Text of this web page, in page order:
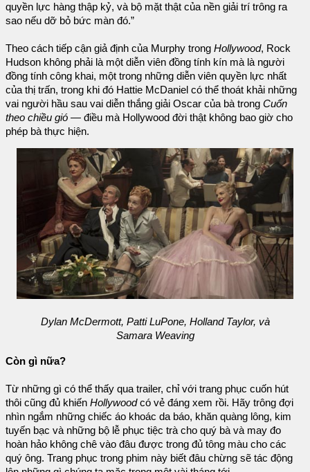
quyền lực hàng thập kỷ, và bộ mặt thật của nền giải trí trông ra
sao nếu dỡ bỏ bức màn đó.”
Theo cách tiếp cận giả định của Murphy trong Hollywood, Rock
Hudson không phải là một diễn viên đồng tính kín mà là người
đồng tính công khai, một trong những diễn viên quyền lực nhất
của thị trấn, trong khi đó Hattie McDaniel có thể thoát khải những
vai người hầu sau vai diễn thắng giải Oscar của bà trong Cuốn
theo chiều gió — điều mà Hollywood đời thật không bao giờ cho
phép bà thực hiện.
Dylan McDermott, Patti LuPone, Holland Taylor, và
Samara Weaving
Còn gì nữa?
Từ những gì có thể thấy qua trailer, chỉ với trang phục cuốn hút
thôi cũng đủ khiến Hollywoodcó vẻ đáng xem rồi. Hãy trông đợi
nhìn ngắm những chiếc áo khoác da báo, khăn quàng lông, kim
tuyến bạc và những bộ lễ phục tiệc trà cho quý bà và may đo
hoàn hảo không chê vào đâu được trong đủ tông màu cho các
quý ông. Trang phục trong phim này biết đâu chừng sẽ tác động